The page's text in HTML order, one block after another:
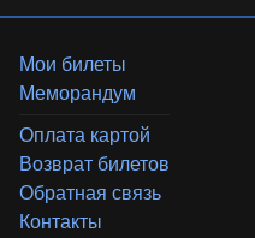
Мои билеты
Меморандум
Оплата картой
Возврат билетов
Обратная связь
Контакты